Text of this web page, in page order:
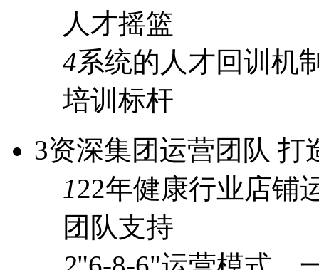
人才摇篮
4系统的人才回训机
培训标杆
3资深集团运营团队 打
122年健康行业店铺
团队支持